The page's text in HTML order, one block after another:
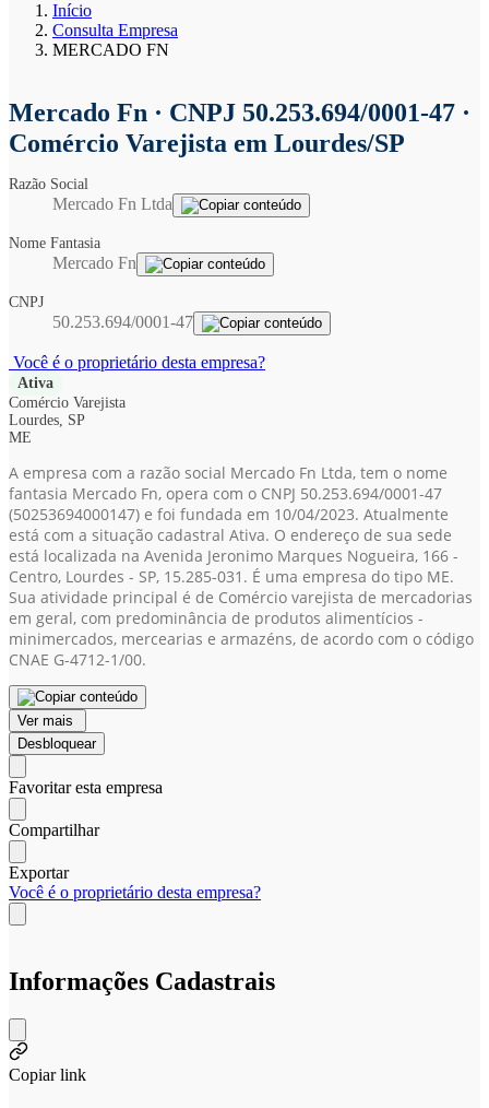
Início
Consulta Empresa
MERCADO FN
Mercado Fn · CNPJ 50.253.694/0001-47 ·
Comércio Varejista em Lourdes/SP
Razão Social
Mercado Fn Ltda
Nome Fantasia
Mercado Fn
CNPJ
50.253.694/0001-47
Você é o proprietário desta empresa?
Ativa
Comércio Varejista
Lourdes, SP
ME
A empresa com a razão social Mercado Fn Ltda, tem o nome
fantasia Mercado Fn, opera com o CNPJ 50.253.694/0001-47
(50253694000147) e foi fundada em 10/04/2023. Atualmente
está com a situação cadastral Ativa. O endereço de sua sede
está localizada na Avenida Jeronimo Marques Nogueira, 166 -
Centro, Lourdes - SP, 15.285-031. É uma empresa do tipo ME.
Sua atividade principal é de Comércio varejista de mercadorias
em geral, com predominância de produtos alimentícios -
minimercados, mercearias e armazéns, de acordo com o código
CNAE G-4712-1/00.
Ver mais
Desbloquear
Favoritar esta empresa
Compartilhar
Exportar
Você é o proprietário desta empresa?
Informações Cadastrais
Copiar link